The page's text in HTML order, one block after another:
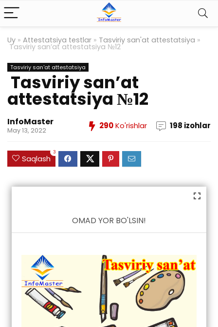
Uy » Attestatsiya testlar » Tasviriy san'at attestatsiya »
Tasviriy san’at attestatsiya №12
Tasviriy san'at attestatsiya
Tasviriy san’at
attestatsiya №12
InfoMaster
May 13, 2022 290Ko'rishlar 198 izohlar
Saqlash
3
OMAD YOR BO'LSIN!